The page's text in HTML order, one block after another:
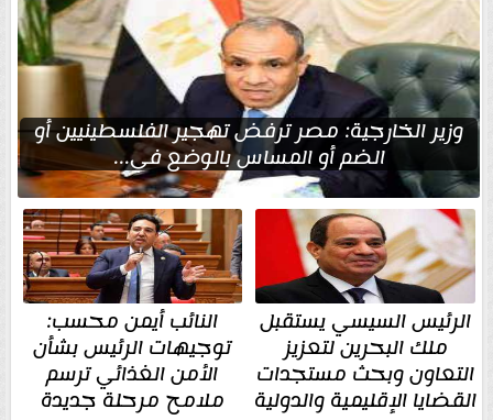
وزير الخارجية: مصر ترفض تهجير الفلسطينيين أو
الضم أو المساس بالوضع في...
الرئيس السيسي يستقبل
ملك البحرين لتعزيز
التعاون وبحث مستجدات
القضايا الإقليمية والدولية
النائب أيمن محسب:
توجيهات الرئيس بشأن
الأمن الغذائي ترسم
ملامح مرحلة جديدة